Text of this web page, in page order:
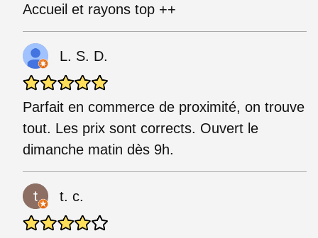
Accueil et rayons top ++
L. S. D.
Parfait en commerce de proximité, on trouve
tout. Les prix sont corrects. Ouvert le
dimanche matin dès 9h.
t. c.